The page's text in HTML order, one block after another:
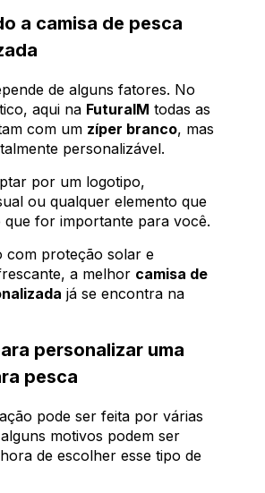
a camisa de pesca
de alguns fatores. No
aqui na FuturaIM todas as
com um zíper branco, mas
personalizável.
por um logotipo,
ou qualquer elemento que
que for importante para você.
com proteção solar e
a melhor camisa de
já se encontra na
personalizar uma
pesca
pode ser feita por várias
motivos podem ser
de escolher esse tipo de